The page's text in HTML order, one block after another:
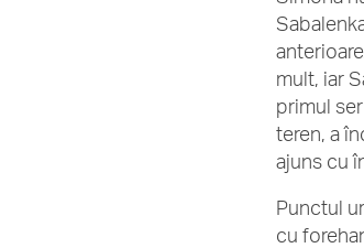
mult, iar
primul
teren, a
ajuns cu
Punctul
cu